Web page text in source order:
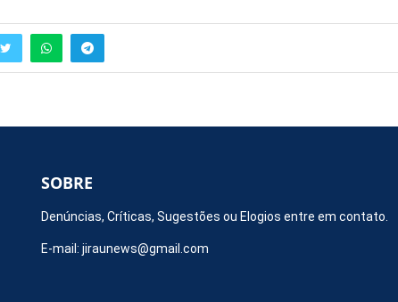
SOBRE
Denúncias, Críticas, Sugestões ou Elogios entre em contato.
E-mail: jiraunews@gmail.com